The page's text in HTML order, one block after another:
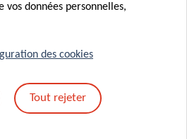
la recherche
données personnelles,
des cookies
Tout rejeter